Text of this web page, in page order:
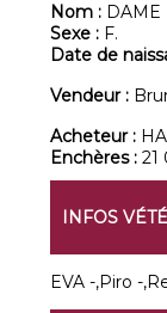
Nom : DAME
Sexe : F.
Date de
Vendeur :
Acheteur :
Enchères :
INFOS
EVA -,Piro -